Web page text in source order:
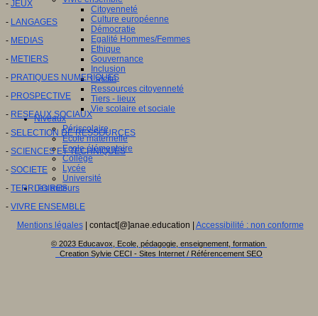
Citoyenneté
Culture européenne
Démocratie
Egalité Hommes/Femmes
Ethique
Gouvernance
Inclusion
Laïcité
Ressources citoyenneté
Tiers - lieux
Vie scolaire et sociale
Niveaux
Périscolaire
Ecole maternelle
Ecole élémentaire
Collège
Lycée
Université
Les auteurs
- JEUX
- LANGAGES
- MEDIAS
- METIERS
- PRATIQUES NUMERIQUES
- PROSPECTIVE
- RESEAUX SOCIAUX
- SELECTION DE RESSOURCES
- SCIENCES ET TECHNIQUES
- SOCIETE
- TERRITOIRES
- VIVRE ENSEMBLE
Mentions légales| contact[@]anae.education | Accessibilité : non conforme
© 2023 Educavox, Ecole, pédagogie, enseignement, formation
Creation Sylvie CECI - Sites Internet / Référencement SEO